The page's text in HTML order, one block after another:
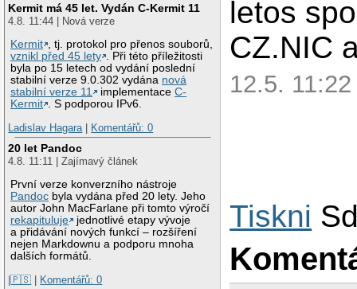
Kermit má 45 let. Vydán C-Kermit 11
4.8. 11:44 | Nová verze
Kermit , tj. protokol pro přenos souborů,
vznikl před 45 lety . Při této příležitosti
byla po 15 letech od vydání poslední
stabilní verze 9.0.302 vydána nová
stabilní verze 11
implementaceC-
Kermit . S podporou IPv6.
Ladislav Hagara | Komentářů: 0
20 let Pandoc
4.8. 11:11 | Zajímavý článek
První verze konverzního nástroje
Pandoc byla vydána před 20 lety. Jeho
autor John MacFarlane při tomto výročí
rekapituluje
jednotlivé etapy vývoje
a přidávání nových funkcí – rozšíření
nejen Markdownu a podporu mnoha
dalších formátů.
|🇵🇸 | Komentářů: 0
letos
CZ.NIC
12.5.
Tiskni